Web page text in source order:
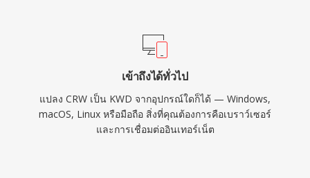
เข้าถึงได้ทั่วไป
แปลง CRW เป็น KWD จากอุปกรณ์ใดก็ได้ — Windows,
macOS, Linux หรือมือถือ สิ่งที่คุณต้องการคือเบราว์เซอร์
และการเชื่อมต่ออินเทอร์เน็ต